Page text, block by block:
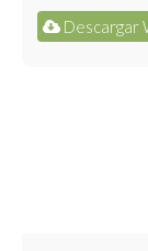
Descargar